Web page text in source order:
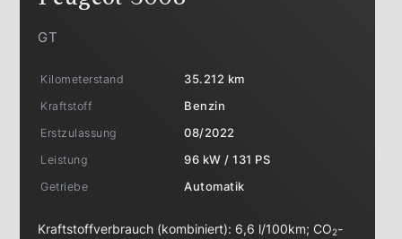
GT
Kilometerstand
35.212 km
Kraftstoff
Benzin
Erstzulassung
08/2022
Leistung
96 kW / 131 PS
Getriebe
Automatik
Kraftstoffverbrauch (kombiniert): 6,6 l/100km;CO2-